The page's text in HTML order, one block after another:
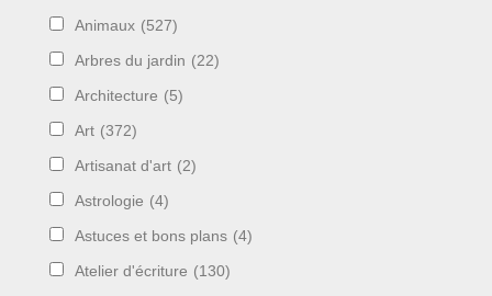
Animaux (527)
Arbres du jardin (22)
Architecture (5)
Art (372)
Artisanat d'art (2)
Astrologie (4)
Astuces et bons plans (4)
Atelier d'écriture (130)